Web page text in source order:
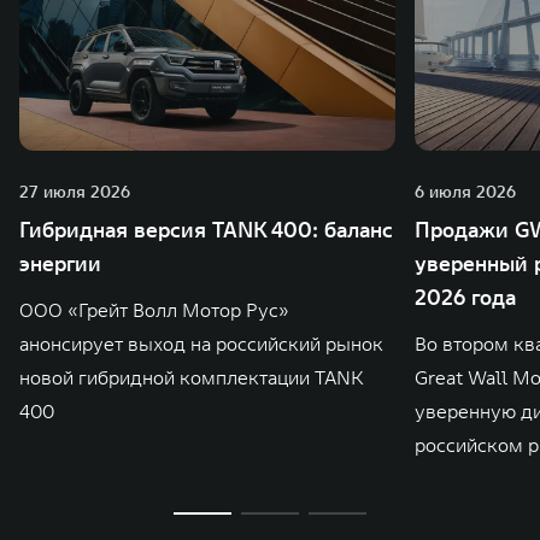
27 июля 2026
Гибридная версия TANK 400: баланс
энергии
ООО «Грейт Волл Мотор Рус»
анонсирует выход на российский рынок
новой гибридной комплектации TANK
400
6 июля 2026
Продажи
уверенный
2026 года
Во втором
Great Wall
уверенную
российском